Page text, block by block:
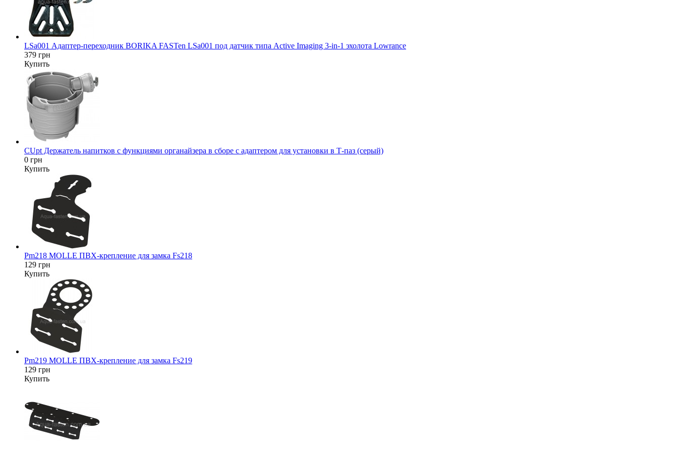
LSa001 Адаптер-переходник BORIKA FASTen LSa001 под датчик типа Active Imaging 3-in-1 эхолота Lowrance
379 грн
Купить
CUpt Держатель напитков с функциями органайзера в сборе с адаптером для установки в Т-паз (серый)
0 грн
Купить
Pm218 MOLLE ПВХ-крепление для замка Fs218
129 грн
Купить
Pm219 MOLLE ПВХ-крепление для замка Fs219
129 грн
Купить